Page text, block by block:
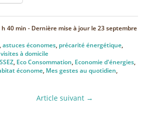
40 min - Dernière mise à jour le23 septembre
,astuces économes, précarité énergétique,
visites à domicile
, Eco Consommation, Economie d'énergies,
économe, Mes gestes au quotidien,
Article suivant →